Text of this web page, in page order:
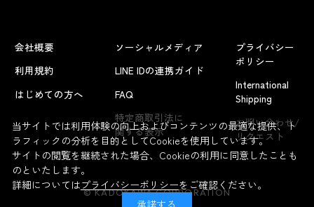
よくあるお問い合わせ
会社概要
利用規約
はじめての方へ
ソーシャルメディア
LINE IDの連携ガイド
FAQ
特定商取引法に
関する表示
プライバシー
ポリシー
International
Shipping
お問い合わせ/
リクエスト
© KADOKAWA CORPORATION
当サイトでは利用体験の向上およびコンテンツの最適な提供、ト
ラフィックの分析を目的としてCookieを使用しています。
サイトの閲覧を継続された場合、Cookieの利用に同意したことも
のといたします。
詳細についてはプライバシーポリシーをご確認ください。